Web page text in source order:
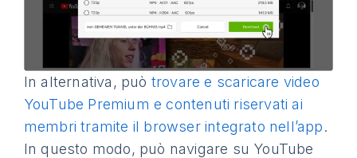
In alternativa, può trovare e scaricare video
YouTube Premium e contenuti riservati ai
membri tramite il browser integrato nell’app.
In questo modo, può navigare su YouTube